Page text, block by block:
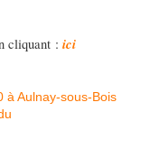
cliquant : ici